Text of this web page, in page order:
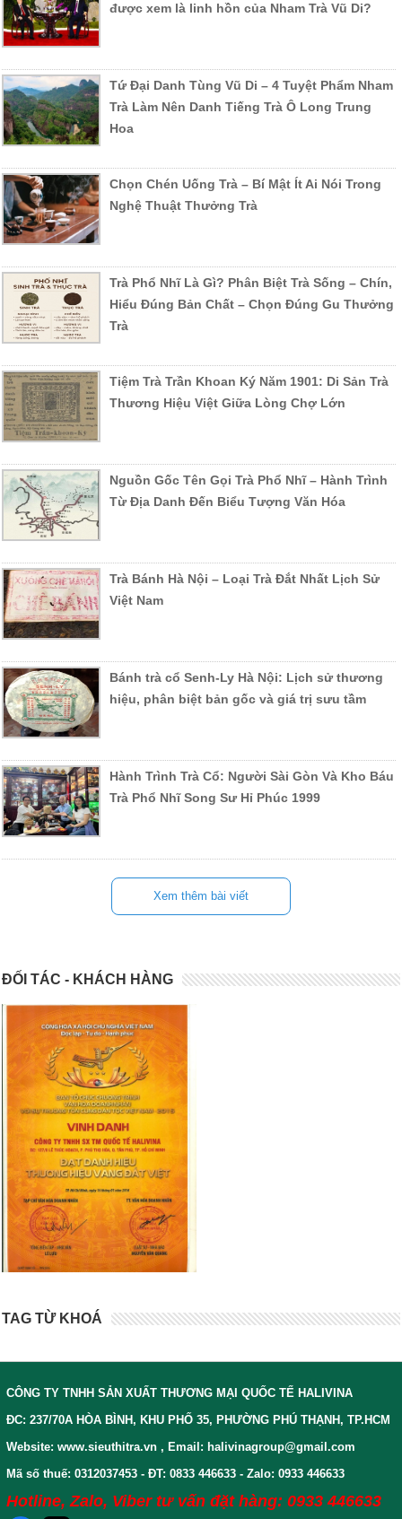
được xem là linh hồn của Nham Trà Vũ Di?
Tứ Đại Danh Tùng Vũ Di – 4 Tuyệt Phẩm Nham
Trà Làm Nên Danh Tiếng Trà Ô Long Trung
Hoa
Chọn Chén Uống Trà – Bí Mật Ít Ai Nói Trong
Nghệ Thuật Thưởng Trà
Trà Phổ Nhĩ Là Gì? Phân Biệt Trà Sống – Chín,
Hiểu Đúng Bản Chất – Chọn Đúng Gu Thưởng
Trà
Tiệm Trà Trần Khoan Ký Năm 1901: Di Sản Trà
Thương Hiệu Việt Giữa Lòng Chợ Lớn
Nguồn Gốc Tên Gọi Trà Phổ Nhĩ – Hành Trình
Từ Địa Danh Đến Biểu Tượng Văn Hóa
Trà Bánh Hà Nội – Loại Trà Đắt Nhất Lịch Sử
Việt Nam
Bánh trà cổ Senh-Ly Hà Nội: Lịch sử thương
hiệu, phân biệt bản gốc và giá trị sưu tầm
Hành Trình Trà Cổ: Người Sài Gòn Và Kho Báu
Trà Phổ Nhĩ Song Sư Hỉ Phúc 1999
Xem thêm bài viết
ĐỐI TÁC - KHÁCH HÀNG
TAG TỪ KHOÁ
CÔNG TY TNHH SẢN XUẤT THƯƠNG MẠI QUỐC TẾ HALIVINA
ĐC: 237/70A HÒA BÌNH, KHU PHỐ 35, PHƯỜNG PHÚ THẠNH, TP.HCM
Website: www.sieuthitra.vn , Email: halivinagroup@gmail.com
Mã số thuế: 0312037453 - ĐT: 0833 446633 - Zalo: 0933 446633
Hotline, Zalo, Viber tư vấn đặt hàng: 0933 446633